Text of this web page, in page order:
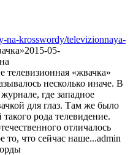
na-krosswordy/televizionnaya-
2015-05-
телевизионная «жвачка»
несколько иначе. В
где западное
для глаз. Там же было
рода телевидение.
отличалось
то, что сейчас наше...admin